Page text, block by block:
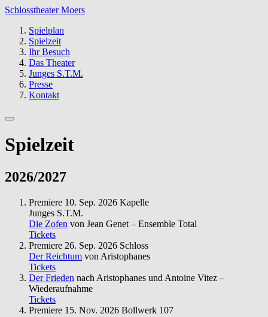
Schlosstheater Moers
Spielplan
Spielzeit
Ihr Besuch
Das Theater
Junges S.T.M.
Presse
Kontakt
Spielzeit
2026/2027
Premiere 10. Sep. 2026 Kapelle
Junges S.T.M.
Die Zofen von Jean Genet – Ensemble Total
Tickets
Premiere 26. Sep. 2026 Schloss
Der Reichtum von Aristophanes
Tickets
Der Frieden nach Aristophanes und Antoine Vitez –
Wiederaufnahme
Tickets
Premiere 15. Nov. 2026 Bollwerk 107